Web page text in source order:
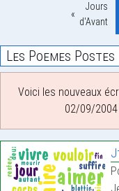
Jours
d'Avant
Les Poemes Postes
Voici les nouveaux
02/09/